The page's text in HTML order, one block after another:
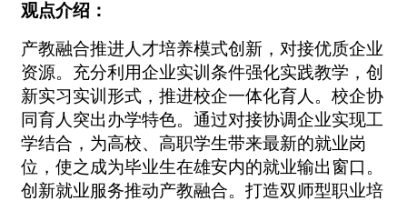
观点介绍：
产教融合推进人才培养模式创新，对接优质企业
资源。充分利用企业实训条件强化实践教学，创
新实习实训形式，推进校企一体化育人。校企协
同育人突出办学特色。通过对接协调企业实现工
学结合，为高校、高职学生带来最新的就业岗
位，使之成为毕业生在雄安内的就业输出窗口。
创新就业服务推动产教融合。打造双师型职业培